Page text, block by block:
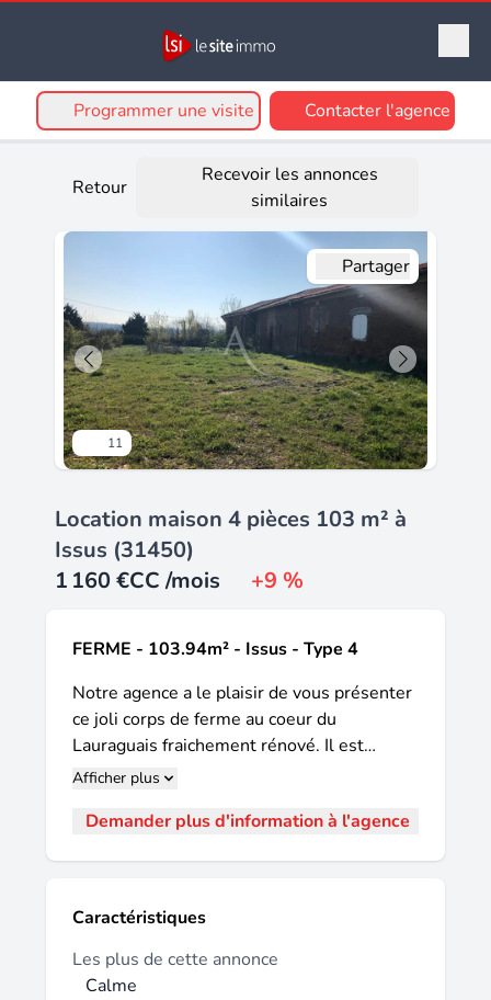
Programmer une visite Contacter l'agence
Retour
Recevoir les annonces
similaires
11
Partager
Location maison 4 pièces 103 m² à
Issus (31450)
1 160 €CC /mois +9 %
FERME - 103.94m² - Issus - Type 4
Notre agence a le plaisir de vous présenter
ce joli corps de ferme au coeur du
Lauraguais fraichement rénové. Il est
composé d'une partie habitable avec un
aménagée, 3 grandes chambres, et une
profiterez également d'une buanderie,
d'immenses combles de la superficie de la
maison, et d'un vaste terrain non clôturé. La
maison est reliée par la fibre. Le terrain
Afficher plus
Demander plus d'information à l'agence
Caractéristiques
Les plus de cette annonce
Calme